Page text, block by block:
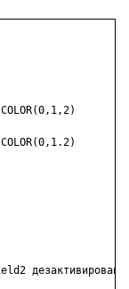
дезактивировано